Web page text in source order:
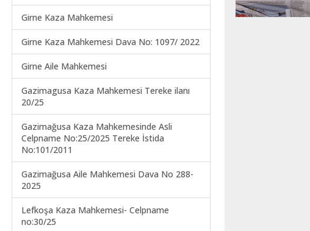
Girne Kaza Mahkemesi
Girne Kaza Mahkemesi Dava No: 1097/ 2022
Girne Aile Mahkemesi
Gazimagusa Kaza Mahkemesi Tereke ilanı
20/25
Gazimağusa Kaza Mahkemesinde Asli
Celpname No:25/2025 Tereke İstida
No:101/2011
Gazimağusa Aile Mahkemesi Dava No 288-
2025
Lefkoşa Kaza Mahkemesi- Celpname
no:30/25